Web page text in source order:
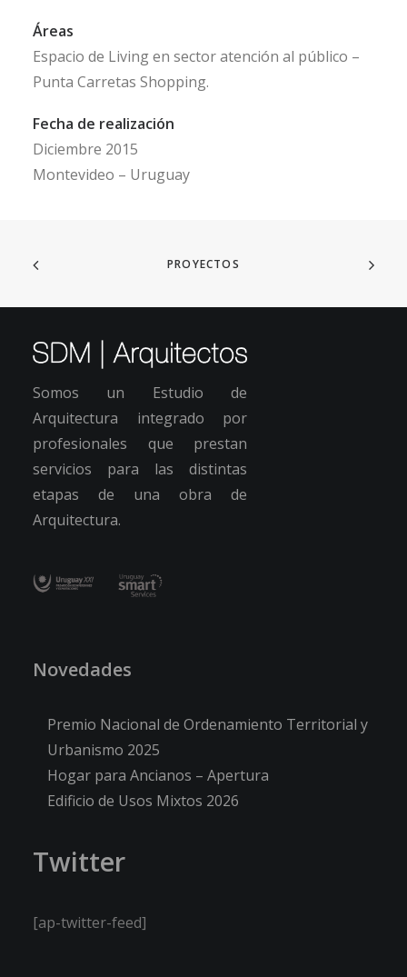
Áreas
Espacio de Living en sector atención al público –
Punta Carretas Shopping.
Fecha de realización
Diciembre 2015
Montevideo – Uruguay
PROYECTOS
Somos un Estudio de
Arquitectura integrado por
profesionales que prestan
servicios para las distintas
etapas de una obra de
Arquitectura.
Novedades
Premio Nacional de Ordenamiento Territorial y
Urbanismo 2025
Hogar para Ancianos – Apertura
Edificio de Usos Mixtos 2026
Twitter
[ap-twitter-feed]